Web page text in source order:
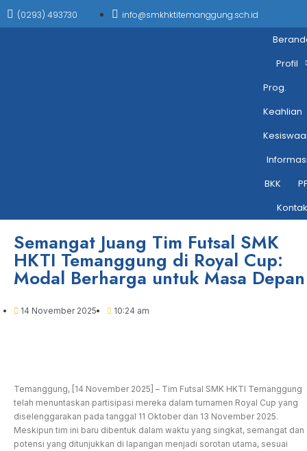
(0293) 493730 info@smkhktitemanggung.sch.id
Profil
Prog.
Keahlian
BKK
Semangat Juang Tim Futsal SMK
HKTI Temanggung di Royal Cup:
Modal Berharga untuk Masa Depan
14 November 2025 10:24 am
Temanggung, [14 November 2025] – Tim Futsal SMK HKTI Temanggung
telah menuntaskan partisipasi mereka dalam turnamen Royal Cup yang
diselenggarakan pada tanggal 11 Oktober dan 13 November 2025.
Meskipun tim ini baru dibentuk dalam waktu yang singkat, semangat dan
potensi yang ditunjukkan di lapangan menjadi sorotan utama, sesuai